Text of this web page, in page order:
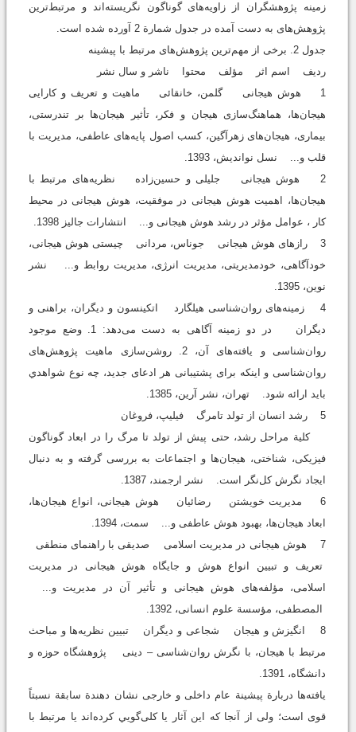
زمینه پژوهشگران از زاویه‌های گوناگون نگریسته‌اند و مرتبط‌ترین
پژوهش‌های به‌ دست‌ آمده در جدول شمارة 2 آورده شده است.
جدول 2. برخی از مهم‌ترین پژوهش‌های مرتبط با پیشینه
ردیف اسم اثر مؤلف محتوا ناشر و سال نشر
1 هوش هیجانی گلمن، خانقائی ماهیت و تعریف و کارایی
هیجان‌ها، هماهنگ‌سازی هیجان و فکر، تأثیر هیجان‌ها بر تندرستی،
بیماری، هیجان‌های زهرآگین، کسب اصول پایه‌های عاطفی، مدیریت با
قلب و... نسل نواندیش، 1393.
2 هوش هیجانی جلیلی و حسین‌زاده نظریه‌های مرتبط با
هیجان‌ها، اهمیت هوش هیجانی در موفقیت، هوش هیجانی در محیط
کار ، عوامل مؤثر در رشد هوش هیجانی و... انتشارات جالیز 1398.
3 رازهای‌ هوش هیجانی ‌جوناس، مردانی چیستی هوش هیجانی،
خودآگاهی، خود‌مدیریتی، مدیریت انرژی، مدیریت روابط و... نشر
نوین، 1395.
4 زمینه‌های روان‌شناسی هیلگارد اتکینسون و دیگران، براهنی و
دیگران در دو زمینه آگاهی به دست می‌دهد: 1. وضع موجود
روان‌شناسی و یافته‌های آن، 2. روشن‌سازی ماهیت پژوهش‌های
روان‌شناسی و اینکه برای پشتیبانی هر ادعای جدید، چه نوع شواهدي
باید ارائه شود. تهران، نشر آرین، 1385.
5 رشد انسان از تولد تامرگ فیلیپ، فروغان
کلیة مراحل رشد، حتی پیش از تولد تا مرگ را در ابعاد گوناگون
فیزیکی، شناختی، هیجان‌ها و اجتماعات به بررسی گرفته و به دنبال
ایجاد نگرش کل‌نگر است. نشر ارجمند، 1387.
6 مدیریت خویشتن رضائیان هوش هیجانی، انواع هیجان‌ها،
ابعاد هیجان‌ها، بهبود هوش عاطفی و... سمت، 1394.
7 هوش هیجانی در مدیریت اسلامی صدیقی با راهنمای منطقی
تعریف و تبیین انواع هوش و جایگاه هوش هیجانی در مدیریت
اسلامی، مؤلفه‌های هوش هیجانی و تأثیر آن در مدیریت و...
المصطفی، مؤسسة علوم انسانی، 1392.
8 انگیزش و هیجان شجاعی و دیگران تبیین نظریه‌ها و مباحث
مرتبط با هیجان، با نگرش روان‌شناسی – دینی پژوهشگاه حوزه و
دانشگاه، 1391.
یافته‌ها دربارة پیشینة عام داخلی و خارجی نشان دهندة سابقة نسبتاً
قوی است؛ ولی از آنجا که این آثار یا کلی‌گویي کرده‌اند یا مرتبط با